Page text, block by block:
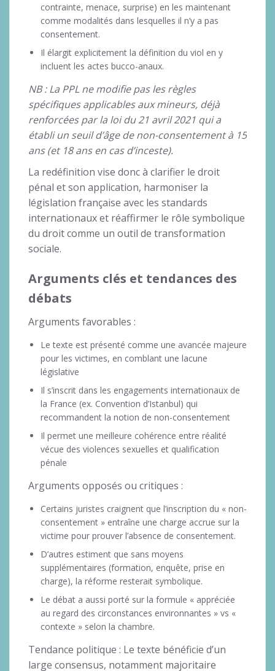
contrainte, menace, surprise) en les maintenant
comme modalités dans lesquelles il n’y a pas
consentement.
Il élargit explicitement la définition du viol en y
incluent les actes bucco-anaux.
NB : La PPL ne modifie pas les règles
spécifiques applicables aux mineurs, déjà
renforcées par la loi du 21 avril 2021 qui a
établi un seuil d’âge de non-consentement à 15
ans (et 18 ans en cas d’inceste).
La redéfinition vise donc à clarifier le droit
pénal et son application, harmoniser la
législation française avec les standards
internationaux et réaffirmer le rôle symbolique
du droit comme un outil de transformation
sociale.
Arguments clés et tendances des
débats
Arguments favorables :
Le texte est présenté comme une avancée majeure
pour les victimes, en comblant une lacune
législative
Il s’inscrit dans les engagements internationaux de
la France (ex. Convention d’Istanbul) qui
recommandent la notion de non-consentement
Il permet une meilleure cohérence entre réalité
vécue des violences sexuelles et qualification
pénale
Arguments opposés ou critiques :
Certains juristes craignent que l’inscription du « non-
consentement » entraîne une charge accrue sur la
victime pour prouver l’absence de consentement.
D’autres estiment que sans moyens
supplémentaires (formation, enquête, prise en
charge), la réforme resterait symbolique.
Le débat a aussi porté sur la formule « appréciée
au regard des circonstances environnantes » vs «
contexte » selon la chambre.
Tendance politique : Le texte bénéficie d’un
large consensus, notamment majoritaire